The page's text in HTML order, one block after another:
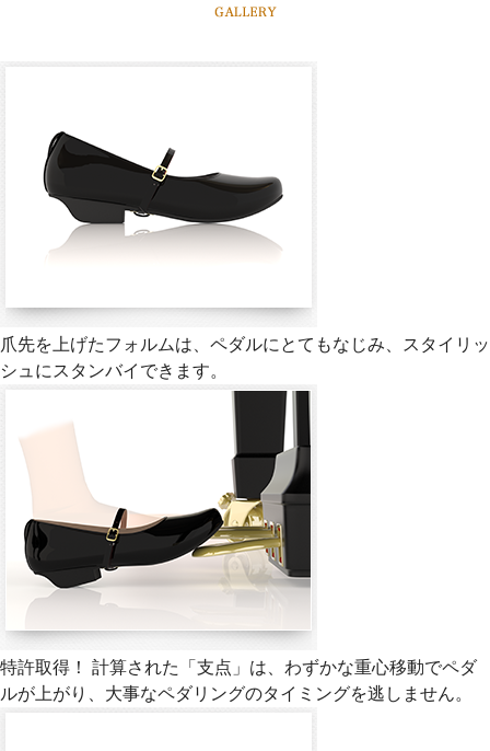
爪先を上げたフォルムは、ペダルにとてもなじみ、スタイリッ
シュにスタンバイできます。
特許取得！ 計算された「支点」は、わずかな重心移動でペダ
ルが上がり、大事なペダリングのタイミングを逃しません。